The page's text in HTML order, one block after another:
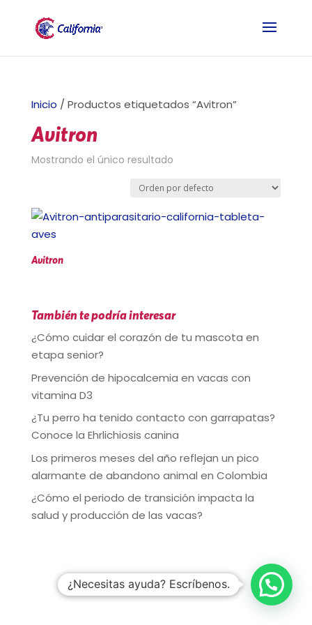
Inicio / Productos etiquetados “Avitron”
Avitron
Mostrando el único resultado
Avitron
También te podría interesar
¿Cómo cuidar el corazón de tu mascota en
etapa senior?
Prevención de hipocalcemia en vacas con
vitamina D3
¿Tu perro ha tenido contacto con garrapatas?
Conoce la Ehrlichiosis canina
Los primeros meses del año reflejan un pico
alarmante de abandono animal en Colombia
¿Cómo el periodo de transición impacta la
salud y producción de las vacas?
¿Necesitas ayuda? Escríbenos.